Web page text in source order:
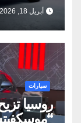
أبريل 18, 2026
سيارات
روسيا